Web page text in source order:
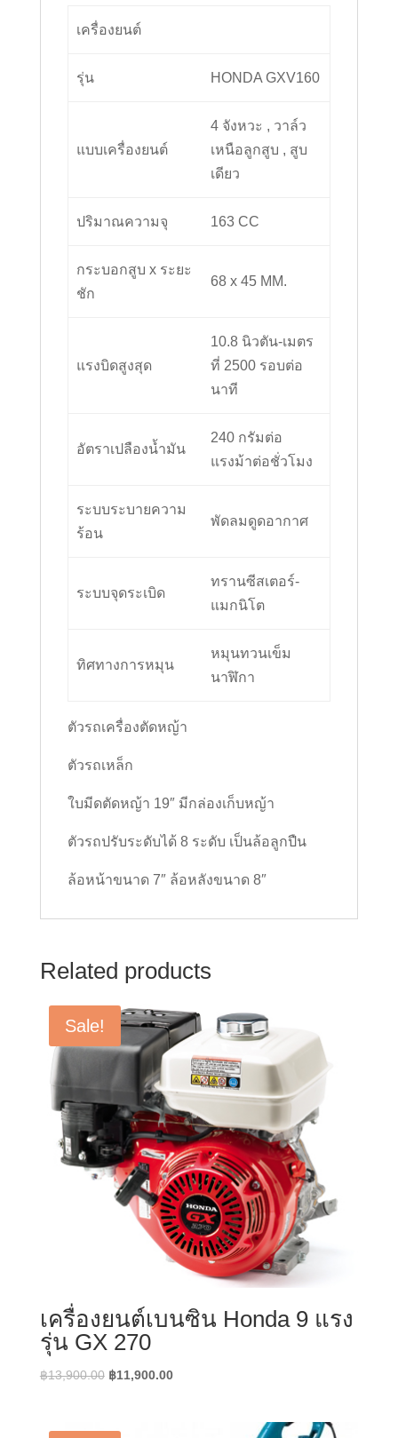
เครื่องยนต์
รุ่น HONDA GXV160
แบบเครื่องยนต์
4 จังหวะ , วาล์ว
เหนือลูกสูบ , สูบ
เดียว
ปริมาณความจุ 163 CC
กระบอกสูบ x ระยะ
ชัก
68 x 45 MM.
แรงบิดสูงสุด
10.8 นิวตัน-เมตร
ที่ 2500 รอบต่อ
นาที
อัตราเปลืองน้ำมัน
240 กรัมต่อ
แรงม้าต่อชั่วโมง
ระบบระบายความ
ร้อน
พัดลมดูดอากาศ
ระบบจุดระเบิด
ทรานซีสเตอร์-
แมกนิโต
ทิศทางการหมุน
หมุนทวนเข็ม
นาฬิกา
ตัวรถเครื่องตัดหญ้า
ตัวรถเหล็ก
ใบมีดตัดหญ้า 19″ มีกล่องเก็บหญ้า
ตัวรถปรับระดับได้ 8 ระดับ เป็นล้อลูกปืน
ล้อหน้าขนาด 7″ ล้อหลังขนาด 8″
Related products
Sale!
เครื่องยนต์เบนซิน Honda 9 แรง
รุ่น GX 270
฿13,900.00 Original
฿11,900.00Current